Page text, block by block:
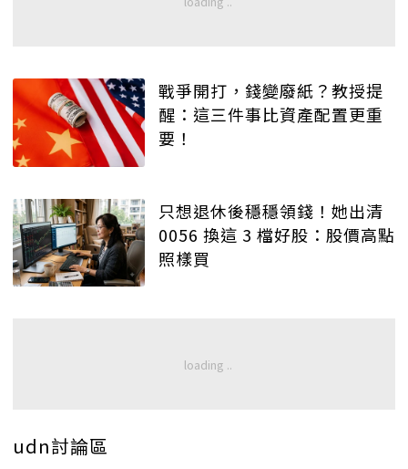
戰爭開打，錢變廢紙？教授提
醒：這三件事比資產配置更重
要！
只想退休後穩穩領錢！她出清
0056 換這 3 檔好股：股價高點
照樣買
udn討論區